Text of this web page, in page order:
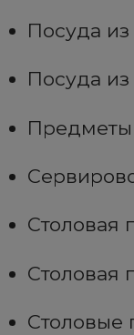
Посуда
Посуда из
Предметы
Столовая
Столовая
Столовые